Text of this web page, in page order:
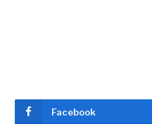
Facebook